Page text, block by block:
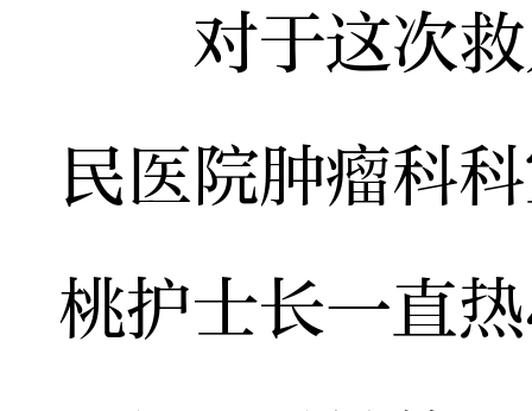
对于这次救
民医院肿瘤科
桃护士长一直